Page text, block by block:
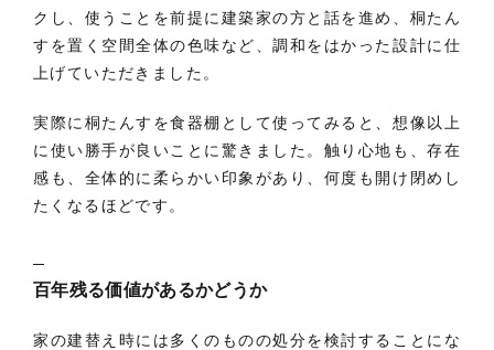
クし、使うことを前提に建築家の方と話を進め、桐たん
すを置く空間全体の色味など、調和をはかった設計に仕
上げていただきました。
実際に桐たんすを食器棚として使ってみると、想像以上
に使い勝手が良いことに驚きました。触り心地も、存在
感も、全体的に柔らかい印象があり、何度も開け閉めし
たくなるほどです。
百年残る価値があるかどうか
家の建替え時には多くのものの処分を検討することにな